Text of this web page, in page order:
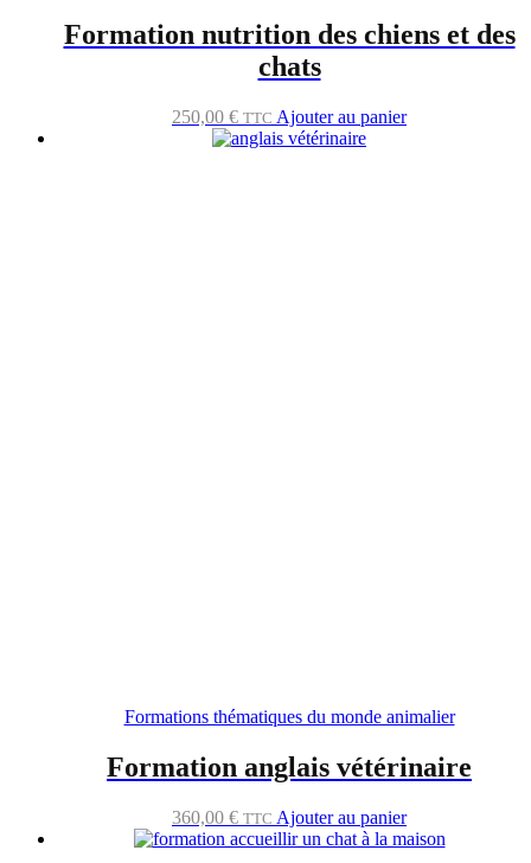
Formation nutrition des chiens et des
chats
250,00 € TTC Ajouter au panier
Formations thématiques du monde animalier
Formation anglais vétérinaire
360,00 € TTC Ajouter au panier